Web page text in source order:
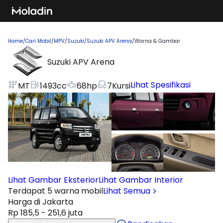
Home/Cari Mobil/MPV/Suzuki/Suzuki APV Arena/Warna & Gambar
Suzuki APV Arena
MT 1493cc 68hp 7KursiLihat Spesifikasi
Lihat Gambar EksteriorLihat Gambar Interior
Terdapat 5 warna mobilLihat Semua
Harga di Jakarta
Rp 185,5 - 251,6 juta